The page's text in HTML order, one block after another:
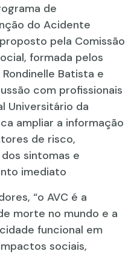
de
do Acidente
pela Comissão
formada pelos
Batista e
com profissionais
Universitário da
ampliar a informação
de risco,
sintomas e
imediato
“o AVC é a
morte no mundo e a
funcional em
sociais,